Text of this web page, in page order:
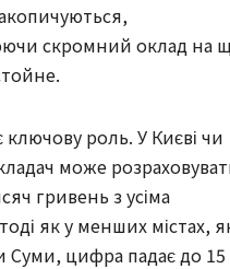
скромний оклад на
ключову роль. У Києві чи
може
гривень з усіма
як у менших містах,
Суми, цифра падає до 15